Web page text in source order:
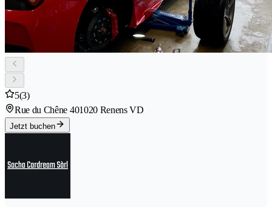
5(3)
Rue du Chêne 401020 Renens VD
Jetzt buchen